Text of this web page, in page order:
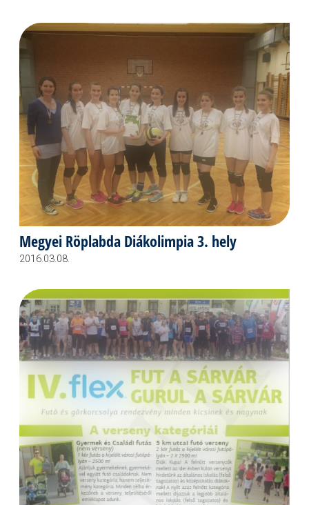
Megyei Röplabda Diákolimpia 3. hely
2016.03.08.